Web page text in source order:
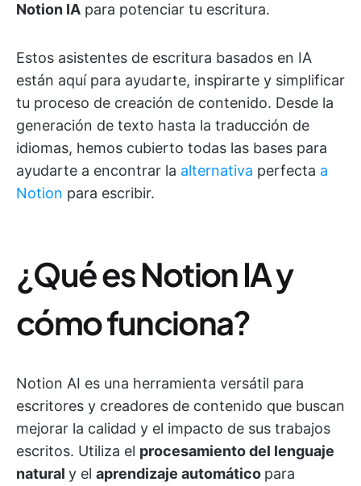
Notion IA para potenciar tu escritura.
Estos asistentes de escritura basados en IA
están aquí para ayudarte, inspirarte y simplificar
tu proceso de creación de contenido. Desde la
generación de texto hasta la traducción de
idiomas, hemos cubierto todas las bases para
ayudarte a encontrar la alternativa perfecta a
Notion para escribir.
¿Qué es Notion IA y
cómo funciona?
Notion AI es una herramienta versátil para
escritores y creadores de contenido que buscan
mejorar la calidad y el impacto de sus trabajos
escritos. Utiliza el procesamiento del lenguaje
natural y el aprendizaje automático para